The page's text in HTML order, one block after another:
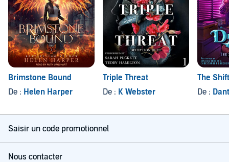
Brimstone Bound
De : Helen Harper
Triple Threat
De : K Webster
The
De :
Saisir un code promotionnel
Nous contacter